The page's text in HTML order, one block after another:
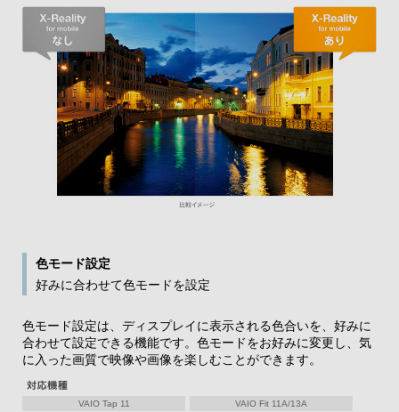
色モード設定
好みに合わせて色モードを設定
色モード設定は、ディスプレイに表示される色合いを、好みに
合わせて設定できる機能です。色モードをお好みに変更し、気
に入った画質で映像や画像を楽しむことができます。
VAIO Tap 11 VAIO Fit 11A/13A